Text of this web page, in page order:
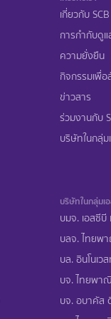
เกี่ยวกับ SCB
การกำกับดู
ความยั่งยืน
กิจกรรมเพื่
ข่าวสาร
ร่วมงานกับ
บริษัทในกลุ่ม
บริษัทในกลุ่มเ
บมจ. เอสซีบี
บลจ. ไทยพ
บล. อินโนเว
บจ. ไทยพา
บจ. อบาคัส